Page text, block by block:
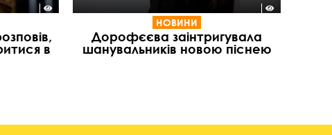
в
НОВИНИ
Дорофєєва заінтригувала
шанувальників новою піснею